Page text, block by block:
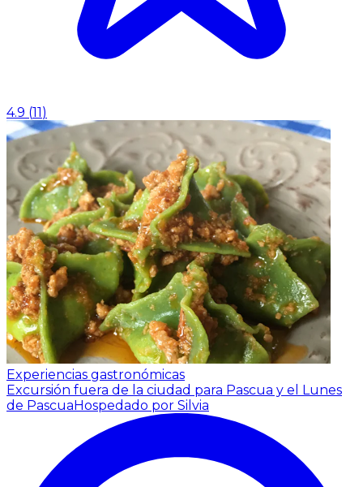
4.9 (11)
Experiencias gastronómicas
Excursión fuera de la ciudad para Pascua y el Lunes
de PascuaHospedado por Silvia